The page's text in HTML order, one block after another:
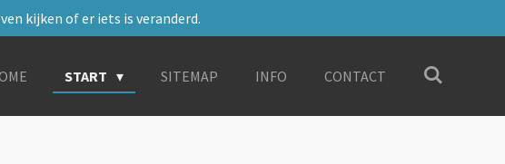
kijken of er iets is veranderd.
START SITEMAP INFO CONTACT